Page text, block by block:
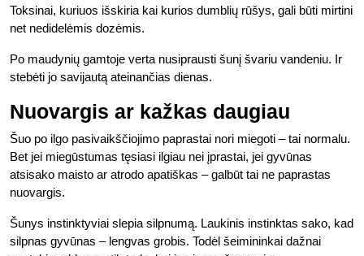
Toksinai, kuriuos išskiria kai kurios dumblių rūšys, gali būti mirtini
net nedidelėmis dozėmis.
Po maudynių gamtoje verta nusiprausti šunį švariu vandeniu. Ir
stebėti jo savijautą ateinančias dienas.
Nuovargis ar kažkas daugiau
Šuo po ilgo pasivaikščiojimo paprastai nori miegoti – tai normalu.
Bet jei miegūstumas tęsiasi ilgiau nei įprastai, jei gyvūnas
atsisako maisto ar atrodo apatiškas – galbūt tai ne paprastas
nuovargis.
Šunys instinktyviai slepia silpnumą. Laukinis instinktas sako, kad
silpnas gyvūnas – lengvas grobis. Todėl šeimininkai dažnai